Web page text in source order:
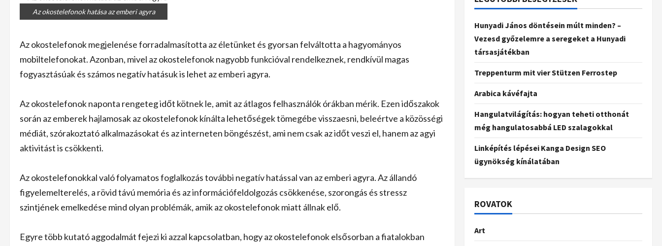
Az okostelefonok hatása az emberi agyra
Az okostelefonok megjelenése forradalmasította az életünket és gyorsan felváltotta a hagyományos
mobiltelefonokat. Azonban, mivel az okostelefonok nagyobb funkcióval rendelkeznek, rendkívül magas
fogyasztásúak és számos negatív hatásuk is lehet az emberi agyra.
Az okostelefonok naponta rengeteg időt kötnek le, amit az átlagos felhasználók órákban mérik. Ezen időszakok
során az emberek hajlamosak az okostelefonok kínálta lehetőségek tömegébe visszaesni, beleértve a közösségi
médiát, szórakoztató alkalmazásokat és az interneten böngészést, ami nem csak az időt veszi el, hanem az agyi
aktivitást is csökkenti.
Az okostelefonokkal való folyamatos foglalkozás további negatív hatással van az emberi agyra. Az állandó
figyelemelterelés, a rövid távú memória és az információfeldolgozás csökkenése, szorongás és stressz
szintjének emelkedése mind olyan problémák, amik az okostelefonok miatt állnak elő.
Egyre több kutató aggodalmát fejezi ki azzal kapcsolatban, hogy az okostelefonok elsősorban a fiatalokban
Hunyadi János döntésein múlt minden? –
Vezesd győzelemre a seregeket a Hunyadi
társasjátékban
Treppenturm mit vier Stützen Ferrostep
Arabica kávéfajta
Hangulatvilágítás: hogyan teheti otthonát
még hangulatosabbá LED szalagokkal
Linképítés lépései Kanga Design SEO
ügynökség kínálatában
ROVATOK
Art